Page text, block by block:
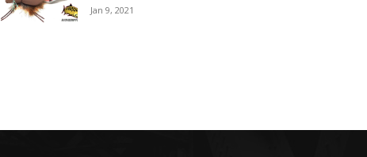
Jan 9, 2021